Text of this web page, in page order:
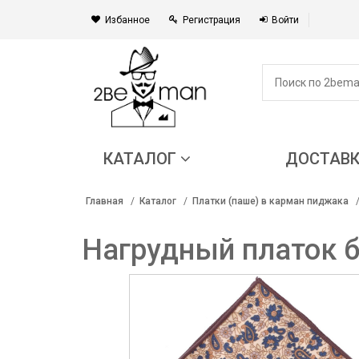
Избанное Регистрация Войти
КАТАЛОГ
Главная Каталог Платки (паше) в карман пиджака
Нагрудный платок